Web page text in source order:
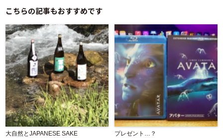
こちらの記事もおすすめです
大自然とJAPANESE SAKE プレゼント…？